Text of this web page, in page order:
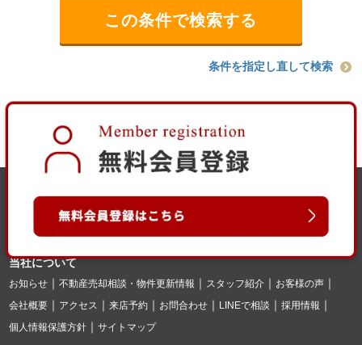
条件を指定し直して検索
当社について
お知らせ 不動産売却相談・物件更新情報 スタッフ紹介
お客様の声
会社概要
アクセス 来店予約 お問合わせ LINEで相談
採用情報
個人情報保護方針
サイトマップ